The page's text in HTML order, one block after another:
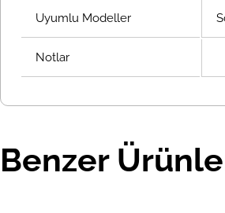
Uyumlu Modeller
Notlar
Benzer